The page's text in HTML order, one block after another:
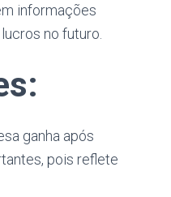
informações
no futuro.
ganha após
pois reflete